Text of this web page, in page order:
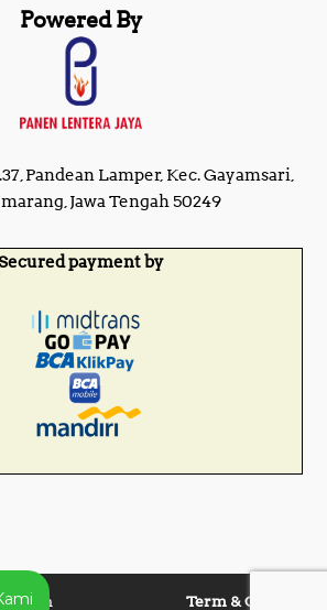
Powered By
Pandean Lamper, Kec. Gayamsari,
Jawa Tengah 50249
payment by
Panen Term & Condition